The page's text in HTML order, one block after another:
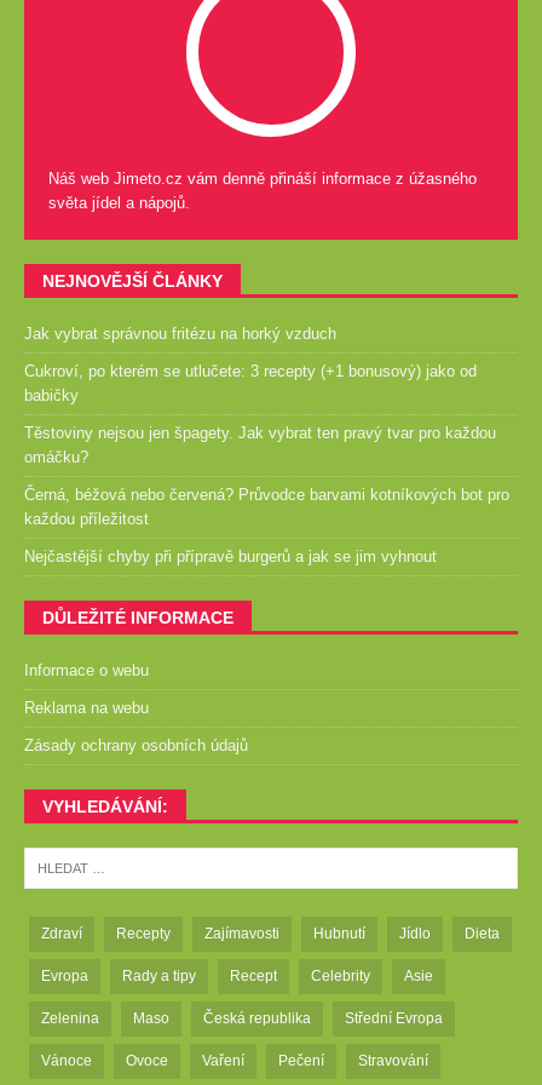
Náš web Jimeto.cz vám denně přináší informace z úžasného
světa jídel a nápojů.
NEJNOVĚJŠÍ ČLÁNKY
Jak vybrat správnou fritézu na horký vzduch
Cukroví, po kterém se utlučete: 3 recepty (+1 bonusový) jako od
babičky
Těstoviny nejsou jen špagety. Jak vybrat ten pravý tvar pro každou
omáčku?
Černá, béžová nebo červená? Průvodce barvami kotníkových bot pro
každou příležitost
Nejčastější chyby při přípravě burgerů a jak se jim vyhnout
DŮLEŽITÉ INFORMACE
Informace o webu
Reklama na webu
Zásady ochrany osobních údajů
VYHLEDÁVÁNÍ:
Zdraví Recepty Zajímavosti Hubnutí Jídlo Dieta
Evropa Rady a tipy Recept Celebrity Asie
Zelenina Maso Česká republika Střední Evropa
Vánoce Ovoce Vaření Pečení Stravování